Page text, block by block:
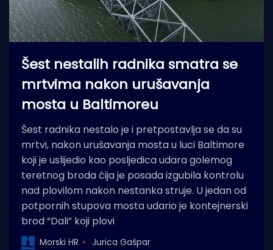
Šest nestalih radnika smatra se
mrtvima nakon urušavanja
mosta u Baltimoreu
Šest radnika nestalo je i pretpostavlja se da su
mrtvi, nakon urušavanja mosta u luci Baltimore
koji je uslijedio kao posljedica udara golemog
teretnog broda čija je posada izgubila kontrolu
nad plovilom nakon nestanka struje. U jedan od
potpornih stupova mosta udario je kontejnerski
brod “Dali” koji plovi
Morski HR Jurica Gašpar